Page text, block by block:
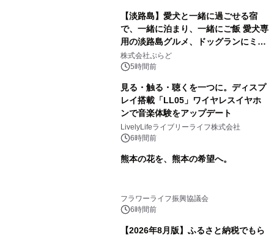
【淡路島】愛犬と一緒に過ごせる宿
で、一緒に泊まり、一緒にご飯 愛犬専
用の淡路島グルメ、ドッグランにミニ
プール グランピングとトレーラーハウ
スの2施設で
株式会社ぷらど
5時間前
見る・触る・聴くを一つに。ディスプ
レイ搭載「LL05」ワイヤレスイヤホ
ンで音楽体験をアップデート
LivelyLifeライブリーライフ株式会社
6時間前
熊本の花を、熊本の希望へ。
フラワーライフ振興協議会
6時間前
【2026年8月版】ふるさと納税でもら